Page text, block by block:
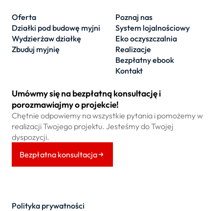
Oferta
Działki pod budowę myjni
Wydzierżaw działkę
Zbuduj myjnię
Poznaj nas
System lojalnościowy
Eko oczyszczalnia
Realizacje
Bezpłatny ebook
Kontakt
Umówmy się na bezpłatną konsultację i
porozmawiajmy o projekcie!
Chętnie odpowiemy na wszystkie pytania i pomożemy w
realizacji Twojego projektu. Jesteśmy do Twojej
dyspozycji.
Bezpłatna konsultacja
Polityka prywatności